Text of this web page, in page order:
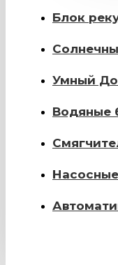
Блок
Умный
Водяные